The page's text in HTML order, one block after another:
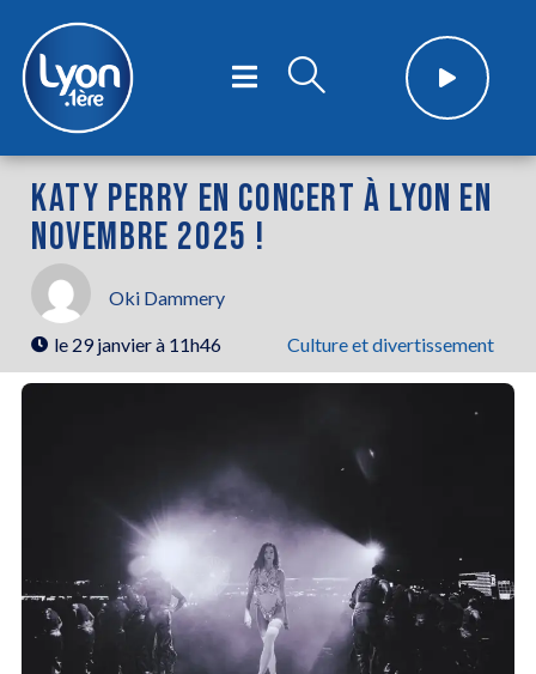
KATY PERRY EN CONCERT À LYON EN
NOVEMBRE 2025 !
Oki Dammery
le 29 janvier à 11h46 Culture et divertissement